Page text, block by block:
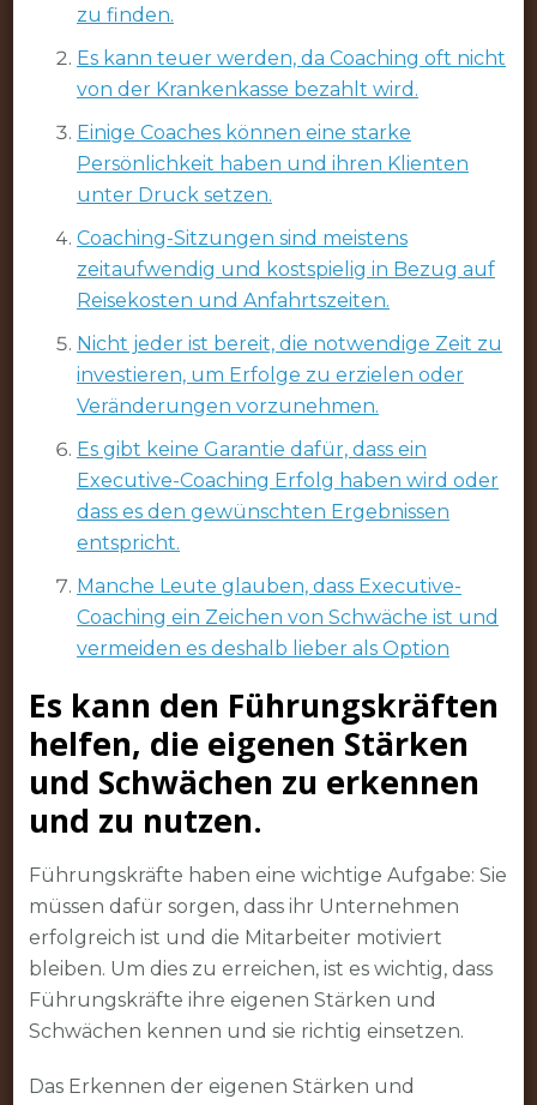
zu finden.
Es kann teuer werden, da Coaching oft nicht
von der Krankenkasse bezahlt wird.
Einige Coaches können eine starke
Persönlichkeit haben und ihren Klienten
unter Druck setzen.
Coaching-Sitzungen sind meistens
zeitaufwendig und kostspielig in Bezug auf
Reisekosten und Anfahrtszeiten.
Nicht jeder ist bereit, die notwendige Zeit zu
investieren, um Erfolge zu erzielen oder
Veränderungen vorzunehmen.
Es gibt keine Garantie dafür, dass ein
Executive-Coaching Erfolg haben wird oder
dass es den gewünschten Ergebnissen
entspricht.
Manche Leute glauben, dass Executive-
Coaching ein Zeichen von Schwäche ist und
vermeiden es deshalb lieber als Option
Es kann den Führungskräften
helfen, die eigenen Stärken
und Schwächen zu erkennen
und zu nutzen.
Führungskräfte haben eine wichtige Aufgabe: Sie
müssen dafür sorgen, dass ihr Unternehmen
erfolgreich ist und die Mitarbeiter motiviert
bleiben. Um dies zu erreichen, ist es wichtig, dass
Führungskräfte ihre eigenen Stärken und
Schwächen kennen und sie richtig einsetzen.
Das Erkennen der eigenen Stärken und